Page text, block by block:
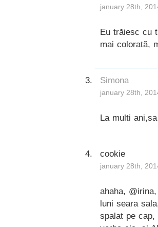
january 28th,
Eu trăiesc cu
mai colorată,
Simona
january 28th,
La multi
cookie
january 28th,
ahaha,
luni seara
spalat pe